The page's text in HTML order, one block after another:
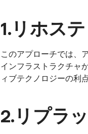
1.リホス
このアプローチでは、
インフラストラクチャ
ィブテクノロジーの利
2.リプラ